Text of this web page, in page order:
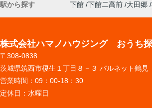
駅から探す
下館 下館二高前 大田郷
株式会社ハマノハウジング おうち
〒308-0838
茨城県筑西市榎生１丁目８－３ パルネット鶴見
営業時間： 09：00-18：30
定休日： 水曜日